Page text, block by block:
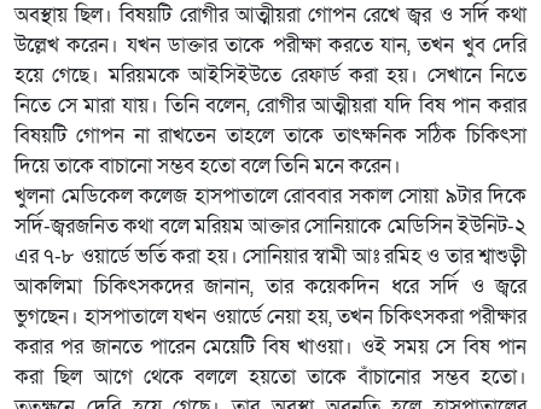
অবস্থায় ছিল। বিষয়টি রোগীর আত্মীয়রা গোপন রেখে জ্বর ও সর্দি কথা
উল্লেখ করেন। যখন ডাক্তার তাকে পরীক্ষা করতে যান, তখন খুব দেরি
হয়ে গেছে। মরিয়মকে আইসিইউতে রেফার্ড করা হয়। সেখানে নিতে
নিতে সে মারা যায়। তিনি বলেন, রোগীর আত্মীয়রা যদি বিষ পান করার
বিষয়টি গোপন না রাখতেন তাহলে তাকে তাৎক্ষনিক সঠিক চিকিৎসা
দিয়ে তাকে বাচানো সম্ভব হতো বলে তিনি মনে করেন।
খুলনা মেডিকেল কলেজ হাসপাতালে রোববার সকাল সোয়া ৯টার দিকে
সর্দি-জ্বরজনিত কথা বলে মরিয়ম আক্তার সোনিয়াকে মেডিসিন ইউনিট-২
এর ৭-৮ ওয়ার্ডে ভর্তি করা হয়। সোনিয়ার স্বামী আঃ রমিহ ও তার শ্বাশুড়ী
আকলিমা চিকিৎসকদের জানান, তার কয়েকদিন ধরে সর্দি ও জ্বরে
ভুগছেন। হাসপাতালে যখন ওয়ার্ডে নেয়া হয়, তখন চিকিৎসকরা পরীক্ষার
করার পর জানতে পারেন মেয়েটি বিষ খাওয়া। ওই সময় সে বিষ পান
করা ছিল আগে থেকে বললে হয়তো তাকে বাঁচানোর সম্ভব হতো।